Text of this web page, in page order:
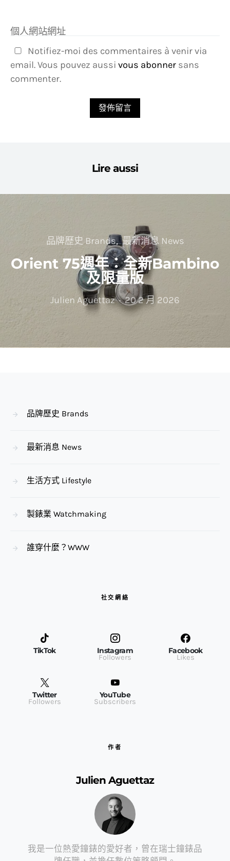
個人網站網址
Notifiez-moi des commentaires à venir via
email. Vous pouvez aussi vous abonner sans
commenter.
Lire aussi
品牌歷史 Brands 最新消息 News
Orient 75週年：全新Bambino
及限量版
Julien Aguettaz 20 2 月 2026
品牌歷史 Brands
最新消息 News
生活方式 Lifestyle
製錶業 Watchmaking
誰穿什麼？WWW
社交網絡
TikTok Instagram
Followers
Facebook
Likes
Twitter
Followers
YouTube
Subscribers
作者
Julien Aguettaz
我是一位熱愛鐘錶的愛好者，曾在瑞士鐘錶品